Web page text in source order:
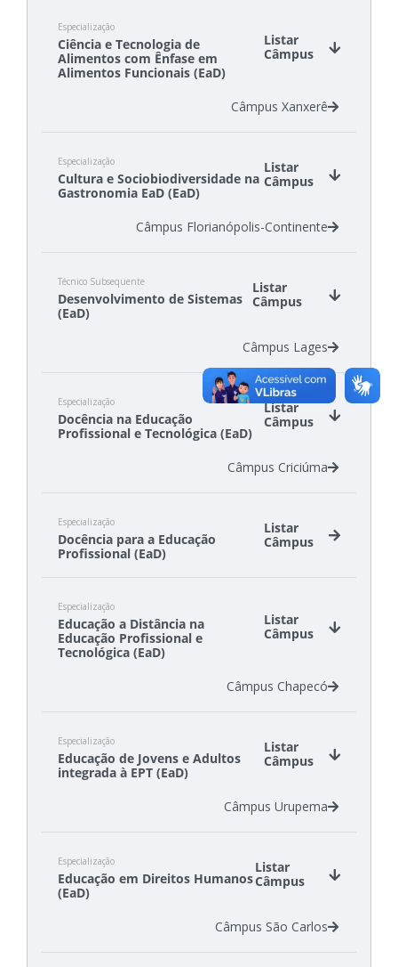
Especialização
Ciência e Tecnologia de
Alimentos com Ênfase em
Alimentos Funcionais (EaD)
Listar
Câmpus
Câmpus Xanxerê
Especialização
Cultura e Sociobiodiversidade na
Gastronomia EaD (EaD)
Listar
Câmpus
Câmpus Florianópolis-Continente
Técnico Subsequente
Desenvolvimento de Sistemas
(EaD)
Listar
Câmpus
Câmpus Lages
Especialização
Docência na Educação
Profissional e Tecnológica (EaD)
Listar
Câmpus
Câmpus Criciúma
Especialização
Docência para a Educação
Profissional (EaD)
Listar
Câmpus
Câmpus Criciúma
Câmpus São Lourenço do Oeste
Câmpus Tubarão
Especialização
Educação a Distância na
Educação Profissional e
Tecnológica (EaD)
Listar
Câmpus
Câmpus Chapecó
Especialização
Educação de Jovens e Adultos
integrada à EPT (EaD)
Listar
Câmpus
Câmpus Urupema
Especialização
Educação em Direitos Humanos
(EaD)
Listar
Câmpus
Câmpus São Carlos